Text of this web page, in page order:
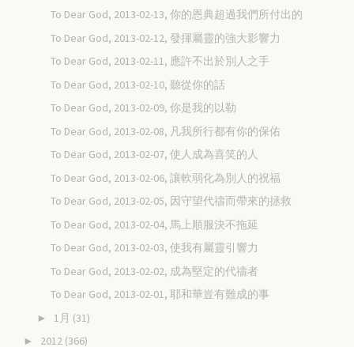
To Dear God, 2013-02-13, 你的恩典超過我們所付出的
To Dear God, 2013-02-12, 發揮屬靈的強大影響力
To Dear God, 2013-02-11, 應許不出於別人之手
To Dear God, 2013-02-10, 聽從你的話
To Dear God, 2013-02-09, 你是我的以勒
To Dear God, 2013-02-08, 凡我所行都有你的保佑
To Dear God, 2013-02-07, 使人成為喜笑的人
To Dear God, 2013-02-06, 讓軟弱化為別人的祝福
To Dear God, 2013-02-05, 因守望代禱而帶來的拯救
To Dear God, 2013-02-04, 馬上順服決不拖延
To Dear God, 2013-02-03, 使我有屬靈引響力
To Dear God, 2013-02-02, 成為堅定的代禱者
To Dear God, 2013-02-01, 耶和華豈有難成的事
► 1月 (31)
► 2012 (366)